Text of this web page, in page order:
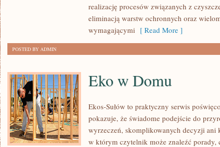
realizację procesów związanych z
eliminacją warstw ochronnych oraz
wymagającymi [ Read More ]
POSTED BY ADMIN
Eko w Domu
Ekos-Sułów to praktyczny serwis
pokazuje, że świadome podejście do
wyrzeczeń, skomplikowanych decyzji ani
w którym czytelnik może znaleźć porady,